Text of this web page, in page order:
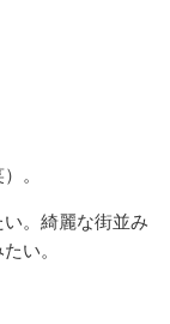
。
。綺麗な街並み
い。